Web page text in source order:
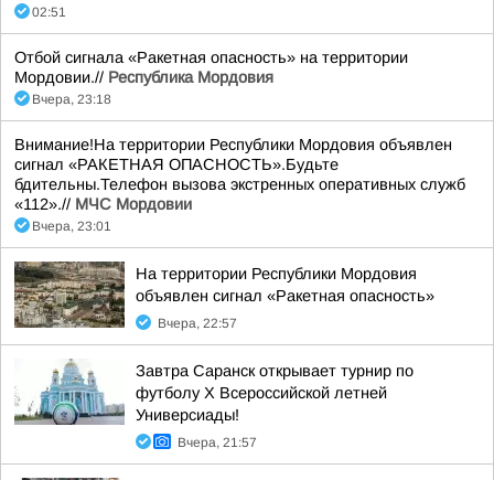
02:51
Отбой сигнала «Ракетная опасность» на территории
Мордовии.// Республика Мордовия
Вчера, 23:18
Внимание!На территории Республики Мордовия объявлен
сигнал «РАКЕТНАЯ ОПАСНОСТЬ».Будьте
бдительны.Телефон вызова экстренных оперативных служб
«112».// МЧС Мордовии
Вчера, 23:01
На территории Республики Мордовия
объявлен сигнал «Ракетная опасность»
Вчера, 22:57
Завтра Саранск открывает турнир по
футболу X Всероссийской летней
Универсиады!
Вчера, 21:57